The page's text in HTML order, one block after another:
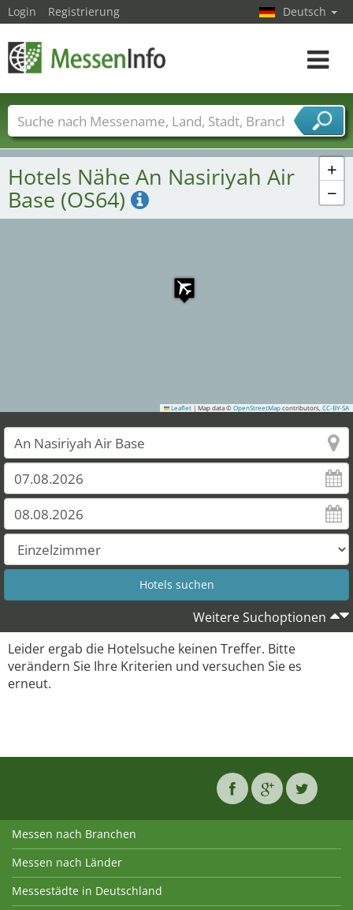
+
−
Leaflet | Map data © OpenStreetMap contributors, CC-BY-SA
Hotels Nähe An Nasiriyah Air
Base (OS64)
Weitere Suchoptionen
Leider ergab die Hotelsuche keinen Treffer. Bitte
verändern Sie Ihre Kriterien und versuchen Sie es
erneut.
Login Registrierung Deutsch
Toggle
Messenamen Länder Städte
Branchen
Dienstleisterbranchen
Messen nach Branchen
Messen nach Länder
Messestädte in Deutschland